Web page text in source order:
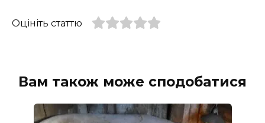
Оцініть статтю
Вам також може сподобатися